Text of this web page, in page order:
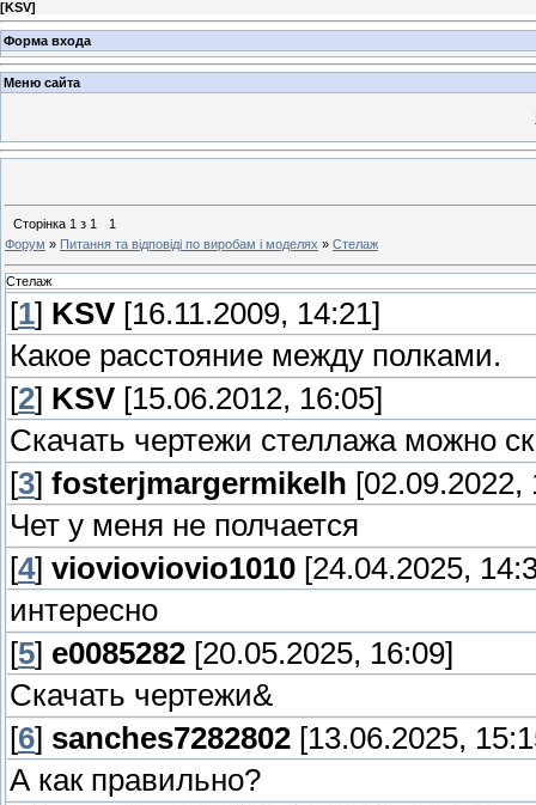
[KSV]
Форма входа
Меню сайта
Сторінка 1 з 1
1
Форум » Питання та відповіді по виробам і моделях » Стелаж
Стелаж
[1] KSV [16.11.2009, 14:21]
Какое расстояние между полками.
[2] KSV [15.06.2012, 16:05]
Скачать чертежи стеллажа можно
[3] fosterjmargermikelh [02.09.2022,
Чет у меня не полчается
[4] viovioviovio1010 [24.04.2025,
интересно
[5] e0085282 [20.05.2025, 16:09]
Скачать чертежи&
[6] sanches7282802 [13.06.2025,
А как правильно?